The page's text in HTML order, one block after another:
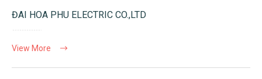
ĐAI HOA PHU ELECTRIC CO.,LTD
View More